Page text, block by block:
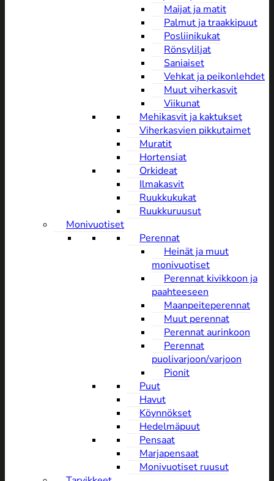
Maijat ja matit
Palmut ja traakkipuut
Posliinikukat
Rönsyliljat
Saniaiset
Vehkat ja peikonlehdet
Muut viherkasvit
Viikunat
Mehikasvit ja kaktukset
Viherkasvien pikkutaimet
Muratit
Hortensiat
Orkideat
Ilmakasvit
Ruukkukukat
Ruukkuruusut
Monivuotiset
Perennat
Heinät ja muut
monivuotiset
Perennat kivikkoon ja
paahteeseen
Maanpeiteperennat
Muut perennat
Perennat aurinkoon
Perennat
puolivarjoon/varjoon
Pionit
Puut
Havut
Köynnökset
Hedelmäpuut
Pensaat
Marjapensaat
Monivuotiset ruusut